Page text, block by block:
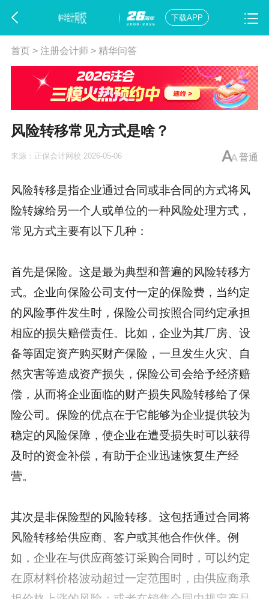
下载APP
首页> 注册会计师> 精华问答
风险转移常见方式是啥？
普通
来源： 正保会计网校 2026-05-06
风险转移是指企业通过合同或非合同的方式将风
险转嫁给另一个人或单位的一种风险处理方式，
常见方式主要有以下几种：
首先是保险。这是最为典型和普遍的风险转移方
式。企业向保险公司支付一定的保险费，当约定
的风险事件发生时，保险公司按照合同约定承担
相应的损失赔偿责任。比如，企业为其厂房、设
备等固定资产购买财产保险，一旦发生火灾、自
然灾害等造成资产损失，保险公司会给予经济赔
偿，从而将企业面临的财产损失风险转移给了保
险公司。保险的优点在于它能够为企业提供较为
稳定的风险保障，使企业在遭受损失时可以获得
及时的资金补偿，有助于企业迅速恢复生产经
营。
其次是非保险型的风险转移。这包括通过合同将
风险转移给供应商、客户或其他合作伙伴。例
如，企业在与供应商签订采购合同时，可以约定
在原材料价格波动超过一定范围时，由供应商承